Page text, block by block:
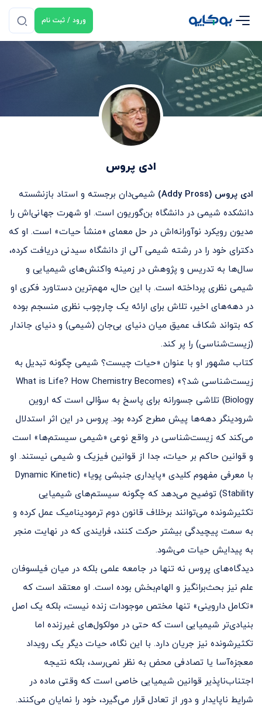
ورود / ثبت نام
ادی پروس
ادی پروس (Addy Pross)
شیمی‌دان برجسته و استاد بازنشسته
دانشکده شیمی در دانشگاه بن‌گوریون است. او شهرت جهانی‌اش را
مدیون رویکرد نوآورانه‌اش در حل معمای «منشأ حیات» است. او که
دکترای خود را در رشته شیمی آلی از دانشگاه سیدنی دریافت کرده،
سال‌ها به تدریس و پژوهش در زمینه واکنش‌های شیمیایی و
شیمی نظری پرداخته است. با این حال، مهم‌ترین دستاورد فکری او
در دهه‌های اخیر، تلاش برای ارائه یک چارچوب نظری منسجم بوده
که بتواند شکاف عمیق میان دنیای بی‌جان (شیمی) و دنیای جاندار
(زیست‌شناسی) را پر کند.
کتاب مشهور او با عنوان «حیات چیست؟ شیمی چگونه تبدیل به
زیست‌شناسی شد؟» (What is Life? How Chemistry Becomes
Biology) تلاشی جسورانه برای پاسخ به سؤالی است که اروین
شرودینگر دهه‌ها پیش مطرح کرده بود. پروس در این اثر استدلال
می‌کند که زیست‌شناسی در واقع نوعی «شیمی سیستم‌ها» است
و قوانین حاکم بر حیات، جدا از قوانین فیزیک و شیمی نیستند. او
با معرفی مفهوم کلیدی «پایداری جنبشی پویا» (Dynamic Kinetic
Stability) توضیح می‌دهد که چگونه سیستم‌های شیمیایی
تکثیر‌شونده می‌توانند برخلاف قانون دوم ترمودینامیک عمل کرده و
به سمت پیچیدگی بیشتر حرکت کنند، فرایندی که در نهایت منجر
به پیدایش حیات می‌شود.
دیدگاه‌های پروس نه تنها در جامعه علمی بلکه در میان فیلسوفان
علم نیز بحث‌برانگیز و الهام‌بخش بوده است. او معتقد است که
«تکامل داروینی» تنها مختص موجودات زنده نیست، بلکه یک اصل
بنیادی‌تر شیمیایی است که حتی در مولکول‌های غیرزنده اما
تکثیرشونده نیز جریان دارد. با این نگاه، حیات دیگر یک رویداد
معجزه‌آسا یا تصادفی محض به نظر نمی‌رسد، بلکه نتیجه‌
اجتناب‌ناپذیر قوانین شیمیایی خاصی است که وقتی ماده در
شرایط ناپایدار و دور از تعادل قرار می‌گیرد، خود را نمایان می‌کنند.